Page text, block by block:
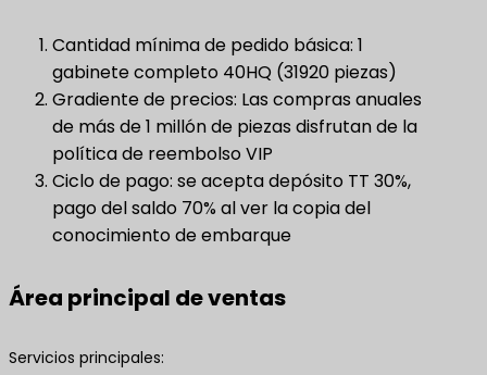
Cantidad mínima de pedido básica: 1
gabinete completo 40HQ (31920 piezas)
Gradiente de precios: Las compras anuales
de más de 1 millón de piezas disfrutan de la
política de reembolso VIP
Ciclo de pago: se acepta depósito TT 30%,
pago del saldo 70% al ver la copia del
conocimiento de embarque
Área principal de ventas
Servicios principales: